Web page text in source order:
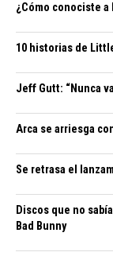
¿Cómo conociste a
10 historias de
Jeff Gutt: “Nunca
Arca se arriesga
Se retrasa el
Discos que no
Bad Bunny